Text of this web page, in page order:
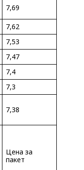
7,69
7,62
7,53
7,47
7,4
7,3
7,38
Цена за
пакет